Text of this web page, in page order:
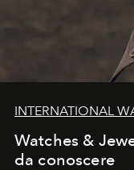
INTERNATIONAL
Watches &
da conoscere